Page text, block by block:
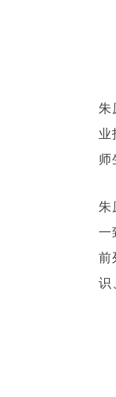
朱
业
师
朱
一
前
识